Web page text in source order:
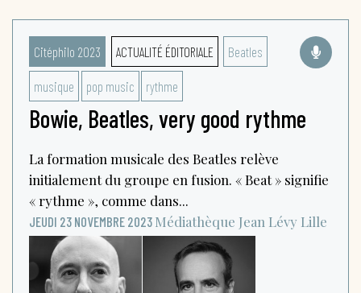
Citéphilo 2023 ACTUALITÉ ÉDITORIALE Beatles
musique pop music rythme
Bowie, Beatles, very good rythme
La formation musicale des Beatles relève
initialement du groupe en fusion. « Beat » signifie
« rythme », comme dans...
JEUDI 23 NOVEMBRE 2023 Médiathèque Jean Lévy Lille